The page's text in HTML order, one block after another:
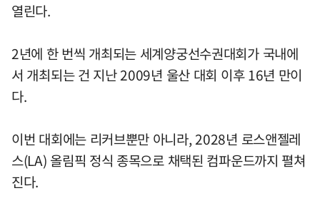
열린다.
2년에 한 번씩 개최되는 세계양궁선수권대회가 국내에
서 개최되는 건 지난 2009년 울산 대회 이후 16년 만이
다.
이번 대회에는 리커브뿐만 아니라, 2028년 로스앤젤레
스(LA) 올림픽 정식 종목으로 채택된 컴파운드까지 펼쳐
진다.